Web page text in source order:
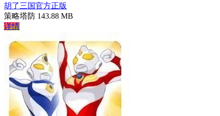
胡了三国官方正版
策略塔防 143.88 MB
详情